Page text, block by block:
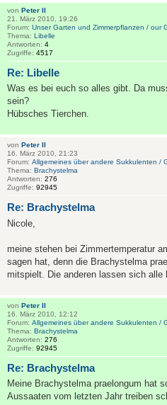
von Peter II
21. März 2010, 19:26
Forum: Unser Garten und Zimmerpflanzen / our
Thema: Libelle
Antworten: 4
Zugriffe: 4517
Re: Libelle
Was es bei euch so alles gibt. Da
sein?
Hübsches Tierchen.
von Peter II
16. März 2010, 21:23
Forum: Allgemeines über andere Sukkulenten /
Thema: Brachystelma
Antworten: 276
Zugriffe: 92945
Re: Brachystelma
Nicole,
meine stehen bei Zimmertemperatur
sagen hat, denn die Brachystelma
mitspielt. Die anderen lassen sich alle
von Peter II
16. März 2010, 12:12
Forum: Allgemeines über andere Sukkulenten /
Thema: Brachystelma
Antworten: 276
Zugriffe: 92945
Re: Brachystelma
Meine Brachystelma praelongum hat
Aussaaten vom letzten Jahr treiben